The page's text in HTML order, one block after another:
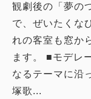
観劇後の「夢の
で、ぜいたくな
れの客室も窓か
ます。 ■モデレ
なるテーマに沿
塚歌...